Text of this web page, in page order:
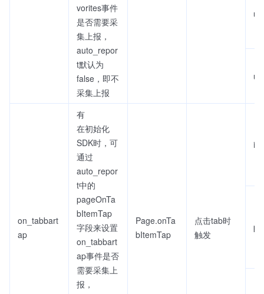
vorites事件
是否需要采
集上报，
auto_repor
t默认为
false，即不
采集上报
on_tabbart
ap
有
在初始化
SDK时，可
通过
auto_repor
t中的
pageOnTa
bItemTap
字段来设置
on_tabbart
ap事件是否
需要采集上
报，
Page.onTa
bItemTap
点击tab时
触发